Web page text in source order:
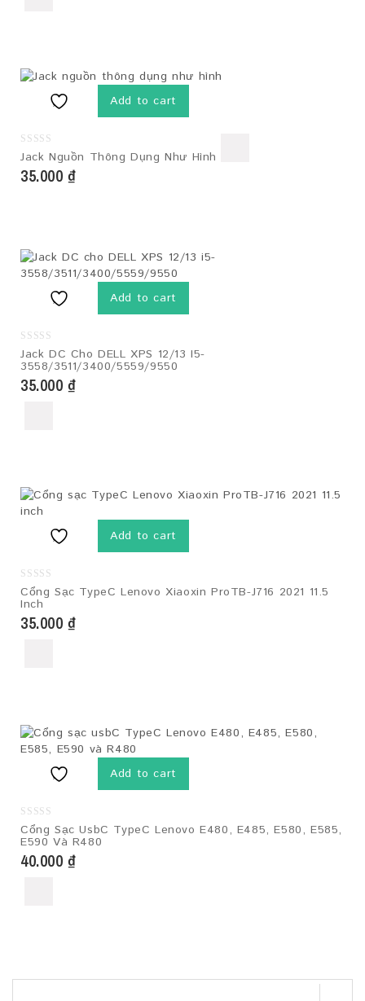
Add to cart
0
out
of
5
Jack Nguồn Thông Dụng Như Hình
35.000₫
Add to cart
0
out
of
5
Jack DC Cho DELL XPS 12/13 I5-
3558/3511/3400/5559/9550
35.000₫
Add to cart
0
out
of
5
Cổng Sạc TypeC Lenovo Xiaoxin ProTB-J716 2021 11.5
Inch
35.000₫
Add to cart
0
out
of
5
Cổng Sạc UsbC TypeC Lenovo E480, E485, E580, E585,
E590 Và R480
40.000₫